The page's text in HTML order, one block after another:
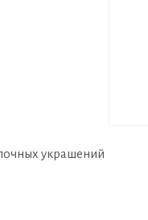
украшений